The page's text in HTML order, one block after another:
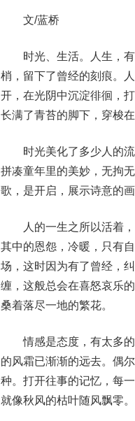
文/蓝桥
时光、生活。人生，
梢，留下了曾经的刻痕。
开，在光阴中沉淀徘徊，
长满了青苔的脚下，穿梭在
时光美化了多少人的
拼凑童年里的美妙，无拘
歌，是开启，展示诗意的
人的一生之所以活着
其中的恩怨，冷暖，只有
场，这时因为有了曾经，
缠，这般总会在喜怒哀乐
桑着落尽一地的繁花。
情感是态度，有太多
的风霜已渐渐的远去。偶
种。打开往事的记忆，每
就像秋风的枯叶随风飘零。